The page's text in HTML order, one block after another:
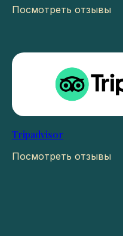
Посмотреть отзывы
Tripadvisor
Посмотреть отзывы